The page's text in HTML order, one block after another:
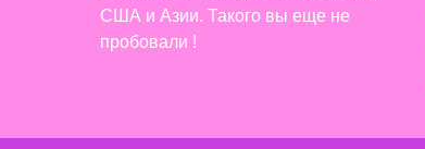
США и Азии. Такого вы еще не
пробовали !